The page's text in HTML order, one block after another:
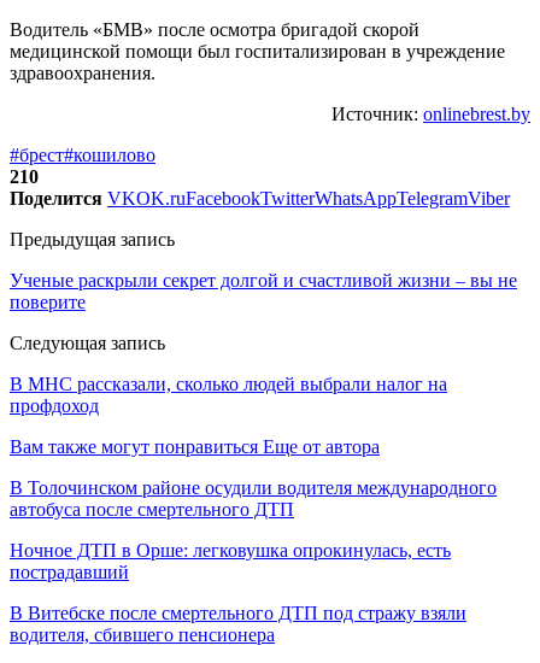
Водитель «БМВ» после осмотра бригадой скорой
медицинской помощи был госпитализирован в учреждение
здравоохранения.
Источник: onlinebrest.by
#брест#кошилово
210
Поделится VKOK.ruFacebookTwitterWhatsAppTelegramViber
Предыдущая запись
Ученые раскрыли секрет долгой и счастливой жизни – вы не
поверите
Следующая запись
В МНС рассказали, сколько людей выбрали налог на
профдоход
Вам также могут понравиться Еще от автора
В Толочинском районе осудили водителя международного
автобуса после смертельного ДТП
Ночное ДТП в Орше: легковушка опрокинулась, есть
пострадавший
В Витебске после смертельного ДТП под стражу взяли
водителя, сбившего пенсионера